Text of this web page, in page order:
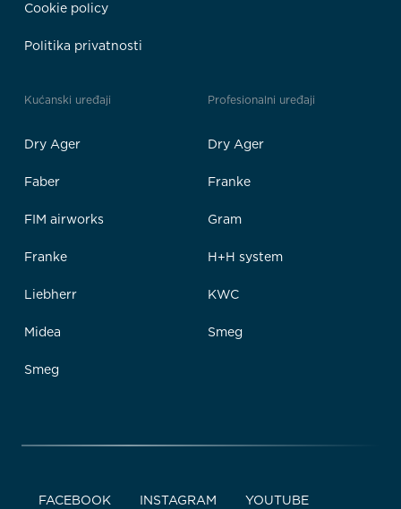
Cookie policy
Politika privatnosti
Kućanski uređaji
Dry Ager
Faber
FIM airworks
Franke
Liebherr
Midea
Smeg
Profesionalni uređaji
Dry Ager
Franke
Gram
H+H system
KWC
Smeg
FACEBOOK INSTAGRAM YOUTUBE